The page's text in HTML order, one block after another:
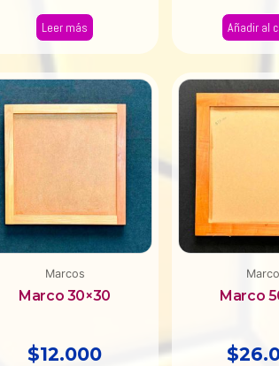
Leer más Añadir al
Marcos
Marco 30×30
$12.000
Marco
$